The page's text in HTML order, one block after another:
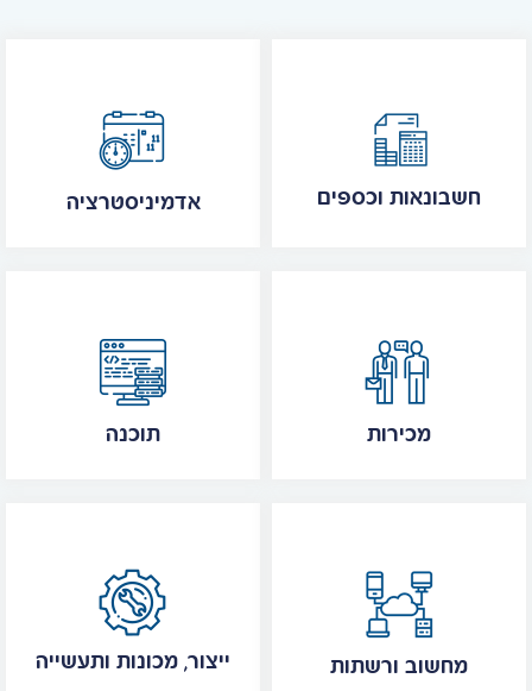
אדמיניסטרציה חשבונאות וכספים
תוכנה מכירות
ייצור, מכונות ותעשייה מחשוב ורשתות